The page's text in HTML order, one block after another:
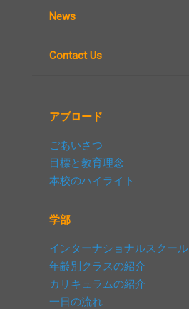
News
Contact Us
アブロード
ごあいさつ
目標と教育理念
本校のハイライト
学部
インターナショナルスクール
年齢別クラスの紹介
カリキュラムの紹介
一日の流れ